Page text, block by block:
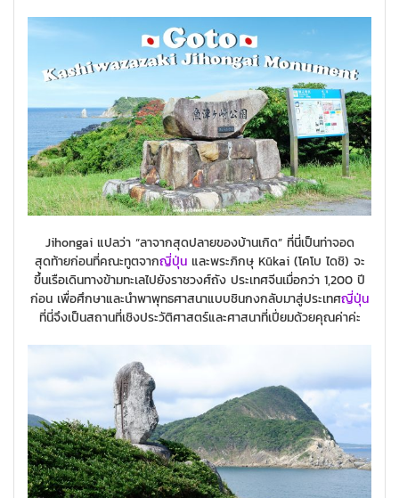
Jihongai แปลว่า “ลาจากสุดปลายของบ้านเกิด” ที่นี่เป็นท่าจอด
สุดท้ายก่อนที่คณะทูตจากญี่ปุ่นและพระภิกษุ Kūkai (โคโบ ไดชิ) จะ
ขึ้นเรือเดินทางข้ามทะเลไปยังราชวงศ์ถัง ประเทศจีนเมื่อกว่า 1,200 ปี
ก่อน เพื่อศึกษาและนำพาพุทธศาสนาแบบชินกงกลับมาสู่ประเทศญี่ปุ่น
ที่นี่จึงเป็นสถานที่เชิงประวัติศาสตร์และศาสนาที่เปี่ยมด้วยคุณค่าค่ะ